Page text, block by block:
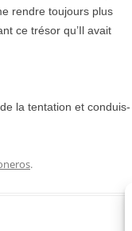
rendre toujours plus
ce trésor qu’Il avait
la tentation et conduis-
.